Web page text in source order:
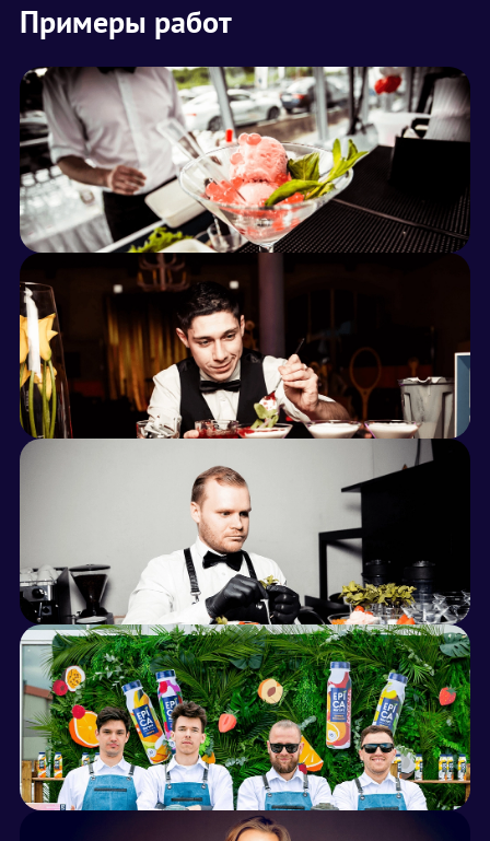
Примеры работ